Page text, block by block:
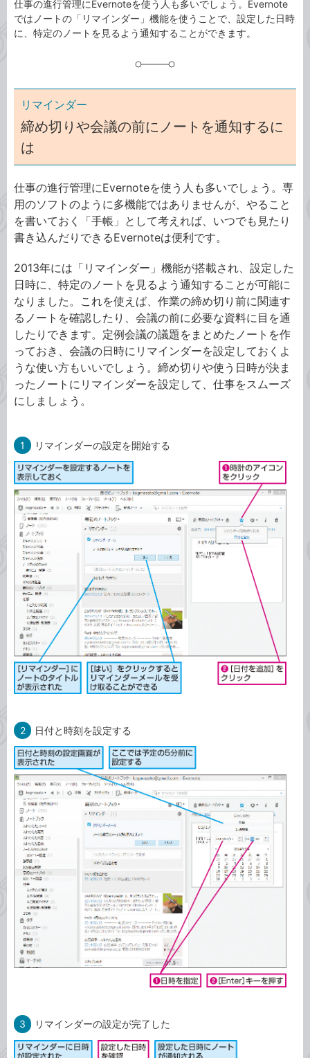
仕事の進行管理にEvernoteを使う人も多いでしょう。Evernote
ではノートの「リマインダー」機能を使うことで、設定した日時
に、特定のノートを見るよう通知することができます。
リマインダー
締め切りや会議の前にノートを通知するに
は
仕事の進行管理にEvernoteを使う人も多いでしょう。専
用のソフトのように多機能ではありませんが、やること
を書いておく「手帳」として考えれば、いつでも見たり
書き込んだりできるEvernoteは便利です。
2013年には「リマインダー」機能が搭載され、設定した
日時に、特定のノートを見るよう通知することが可能に
なりました。これを使えば、作業の締め切り前に関連す
るノートを確認したり、会議の前に必要な資料に目を通
したりできます。定例会議の議題をまとめたノートを作
っておき、会議の日時にリマインダーを設定しておくよ
うな使い方もいいでしょう。締め切りや使う日時が決ま
ったノートにリマインダーを設定して、仕事をスムーズ
にしましょう。
1 リマインダーの設定を開始する
2 日付と時刻を設定する
3 リマインダーの設定が完了した